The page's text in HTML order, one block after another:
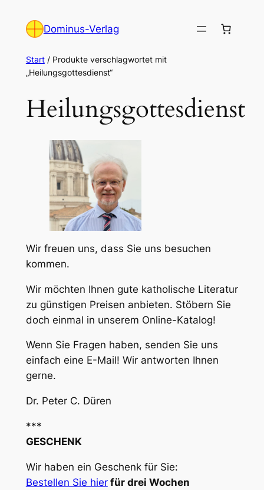
Inhalt
Dominus-Verlag
Start/ Produkte verschlagwortet mit
„Heilungsgottesdienst“
Heilungsgottesdienst
Wir freuen uns, dass Sie uns besuchen
kommen.
Wir möchten Ihnen gute katholische Literatur
zu günstigen Preisen anbieten. Stöbern Sie
doch einmal in unserem Online-Katalog!
Wenn Sie Fragen haben, senden Sie uns
einfach eine E-Mail! Wir antworten Ihnen
gerne.
Dr. Peter C. Düren
***
GESCHENK
Wir haben ein Geschenk für Sie:
Bestellen Sie hier für drei Wochen